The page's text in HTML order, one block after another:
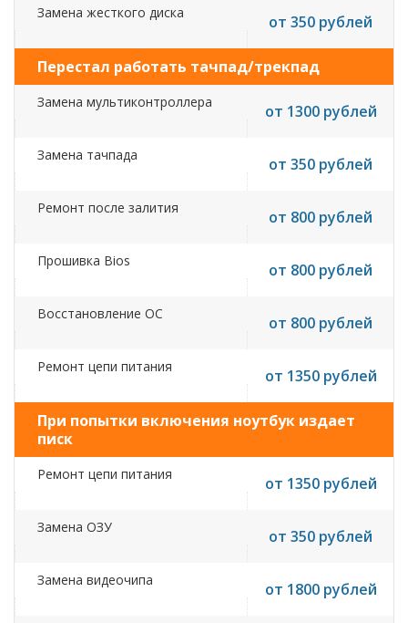
Замена жесткого диска от 350 рублей
Перестал работать тачпад/трекпад
Замена мультиконтроллера от 1300 рублей
Замена тачпада от 350 рублей
Ремонт после залития от 800 рублей
Прошивка Bios от 800 рублей
Восстановление ОС от 800 рублей
Ремонт цепи питания от 1350 рублей
При попытки включения ноутбук издает
писк
Ремонт цепи питания от 1350 рублей
Замена ОЗУ от 350 рублей
Замена видеочипа от 1800 рублей